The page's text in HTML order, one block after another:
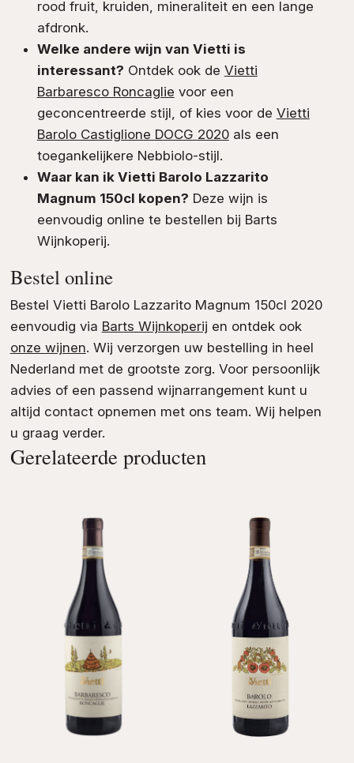
rood fruit, kruiden, mineraliteit en een lange
afdronk.
Welke andere wijn van Vietti is
interessant? Ontdek ook de Vietti
Barbaresco Roncaglie voor een
geconcentreerde stijl, of kies voor de Vietti
Barolo Castiglione DOCG 2020als een
toegankelijkere Nebbiolo-stijl.
Waar kan ik Vietti Barolo Lazzarito
Magnum 150cl kopen? Deze wijn is
eenvoudig online te bestellen bij Barts
Wijnkoperij.
Bestel online
Bestel Vietti Barolo Lazzarito Magnum 150cl 2020
eenvoudig via Barts Wijnkoperij en ontdek ook
onze wijnen. Wij verzorgen uw bestelling in heel
Nederland met de grootste zorg. Voor persoonlijk
advies of een passend wijnarrangement kunt u
altijd contact opnemen met ons team. Wij helpen
u graag verder.
Gerelateerde producten